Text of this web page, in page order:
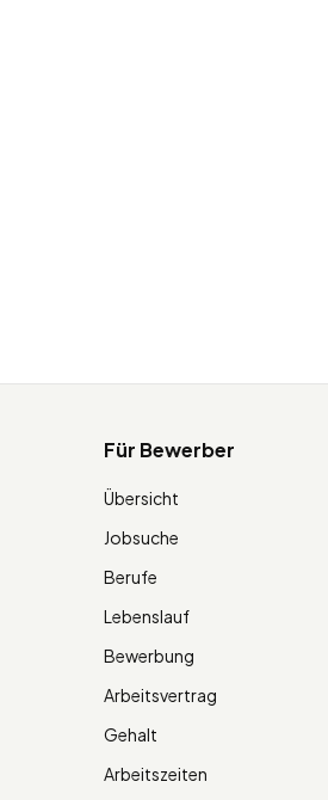
Für Bewerber
Übersicht
Jobsuche
Berufe
Lebenslauf
Bewerbung
Arbeitsvertrag
Gehalt
Arbeitszeiten